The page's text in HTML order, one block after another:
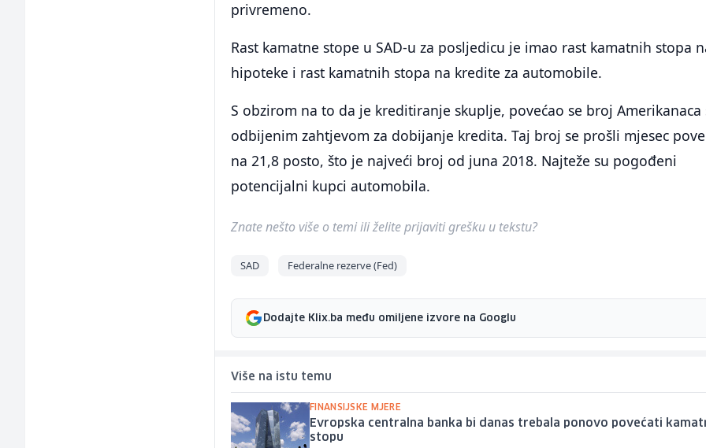
privremeno.
Rast kamatne stope u SAD-u za posljedicu je imao rast kamatnih stopa
hipoteke i rast kamatnih stopa na kredite za automobile.
S obzirom na to da je kreditiranje skuplje, povećao se broj Amerikanaca
odbijenim zahtjevom za dobijanje kredita. Taj broj se prošli mjesec
na 21,8 posto, što je najveći broj od juna 2018. Najteže su pogođeni
potencijalni kupci automobila.
Znate nešto više o temi ili želite prijaviti grešku u tekstu?
SAD Federalne rezerve (Fed)
Dodajte Klix.ba među omiljene izvore na Googlu
Više na istu temu
FINANSIJSKE MJERE
Evropska centralna banka bi danas trebala ponovo povećati
stopu